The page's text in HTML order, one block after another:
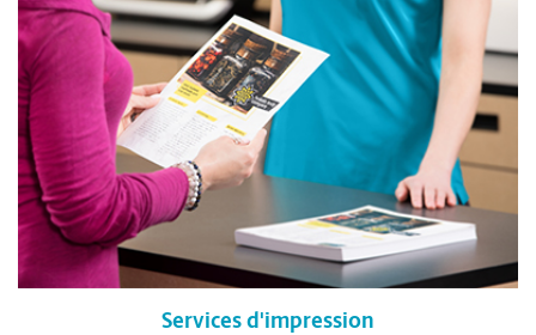
Services d'impression